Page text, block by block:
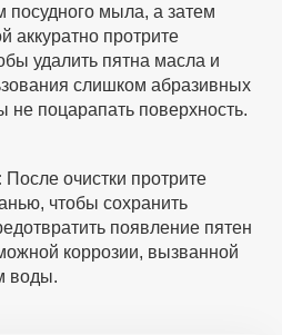
посудного мыла, а затем
аккуратно протрите
удалить пятна масла и
слишком абразивных
не поцарапать поверхность.
После очистки протрите
чтобы сохранить
появление пятен
коррозии, вызванной
воды.